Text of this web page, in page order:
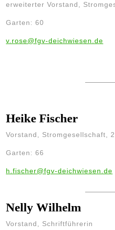
erweiterter Vorstand,
Garten: 60
v.rose@fgv-deichwiesen.de
Heike Fischer
Vorstand, Stromgesellschaft,
Garten: 66
h.fischer@fgv-deichwiesen.de
Nelly Wilhelm
Vorstand, Schriftführerin